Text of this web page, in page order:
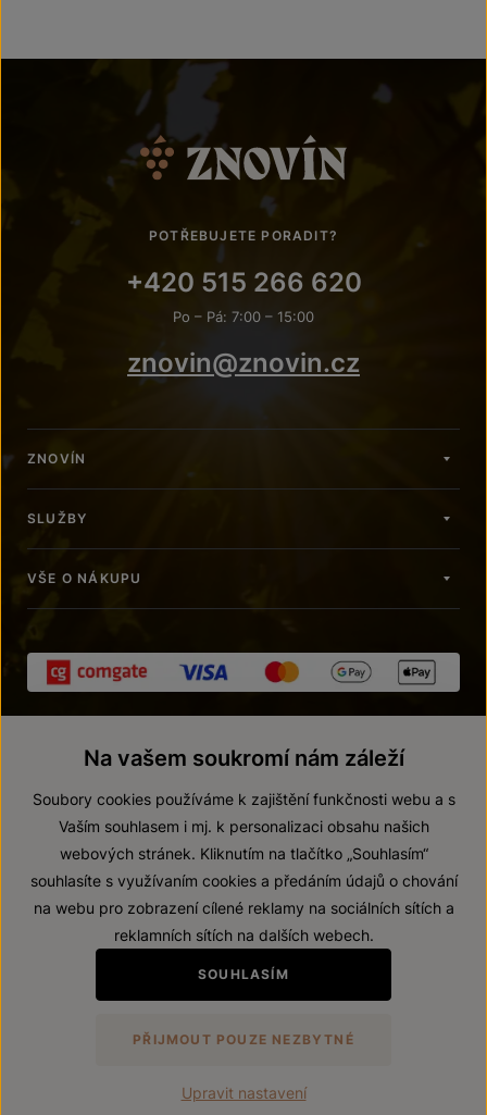
POTŘEBUJETE PORADIT?
+420 515 266 620
Po – Pá: 7:00 – 15:00
znovin@znovin.cz
ZNOVÍN
SLUŽBY
VŠE O NÁKUPU
© 2026 ZNOVÍN ZNOJMO, a. s.
Prohlášení o přístupnosti
Zákaz prodeje alkoholických nápojů osobám mladším 18 let.
VytvořilwebProgress
Na vašem soukromí nám záleží
Soubory cookies používáme k zajištění funkčnosti webu a s
Vaším souhlasem i mj. k personalizaci obsahu našich
webových stránek. Kliknutím na tlačítko „Souhlasím“
souhlasíte s využívaním cookies a předáním údajů o chování
na webu pro zobrazení cílené reklamy na sociálních sítích a
reklamních sítích na dalších webech.
SOUHLASÍM
PŘIJMOUT POUZE NEZBYTNÉ
Upravit nastavení